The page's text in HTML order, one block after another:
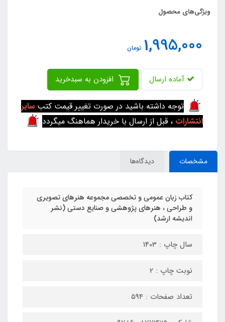
ویژگی‌های محصول
1,995,000 تومان
آماده ارسال
توجه داشته باشید در صورت تغییر قیمت کتب سایر
انتشارات ، قبل از ارسال با خریدار هماهنگ میگردد
مشخصات دیدگاه‌ها
کتاب زبان عمومی و تخصصی مجموعه هنرهای تصویری
و طراحی ، هنرهای پژوهشی و صنایع دستی (نشر
اندیشه ارشد)
سال چاپ : 1403
نوبت چاپ : 2
تعداد صفحات : 594